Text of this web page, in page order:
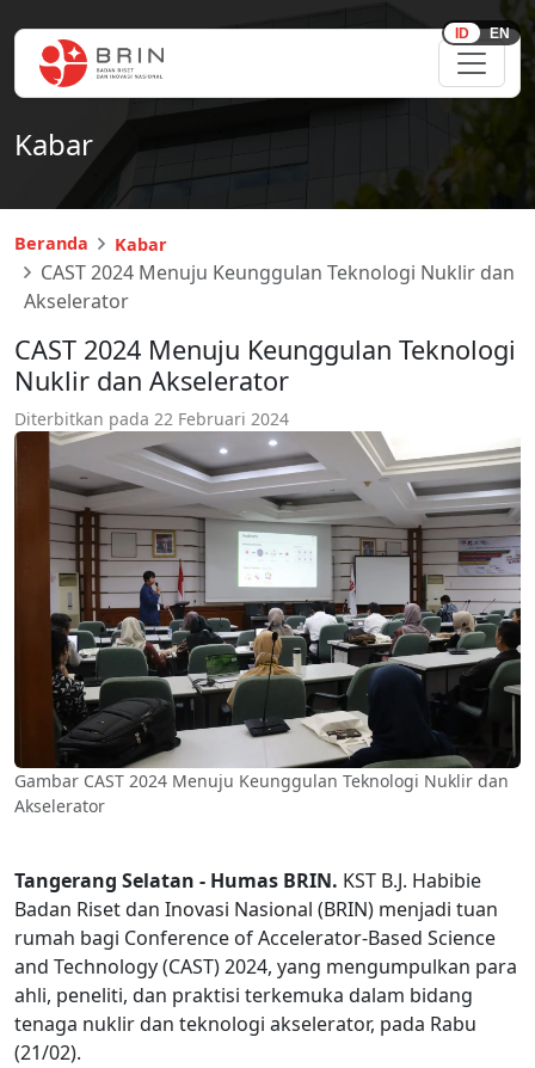
ID EN
Kabar
Beranda Kabar
CAST 2024 Menuju Keunggulan Teknologi Nuklir dan
Akselerator
CAST 2024 Menuju Keunggulan Teknologi
Nuklir dan Akselerator
Diterbitkan pada 22 Februari 2024
Gambar CAST 2024 Menuju Keunggulan Teknologi Nuklir dan
Akselerator
Tangerang Selatan - Humas BRIN. KST B.J. Habibie
Badan Riset dan Inovasi Nasional (BRIN) menjadi tuan
rumah bagi Conference of Accelerator-Based Science
and Technology (CAST) 2024, yang mengumpulkan para
ahli, peneliti, dan praktisi terkemuka dalam bidang
tenaga nuklir dan teknologi akselerator, pada Rabu
(21/02).